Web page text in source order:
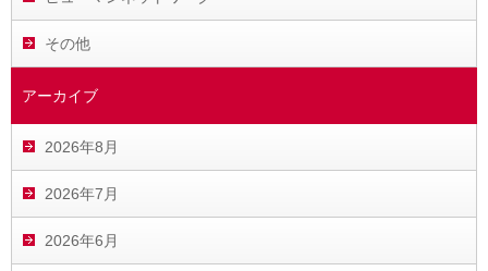
その他
アーカイブ
2026年8月
2026年7月
2026年6月